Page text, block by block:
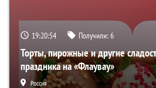
19:20:53 Получили:6
Торты, пирожные и другие
праздника на «Флаувау»
Россия